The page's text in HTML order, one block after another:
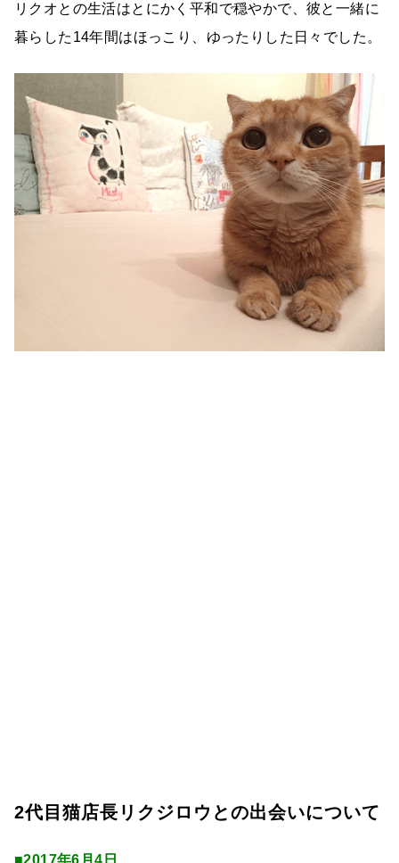
リクオとの生活はとにかく平和で穏やかで、彼と一緒に
暮らした14年間はほっこり、ゆったりした日々でした。
2代目猫店長リクジロウとの出会いについて
■2017年6月4日